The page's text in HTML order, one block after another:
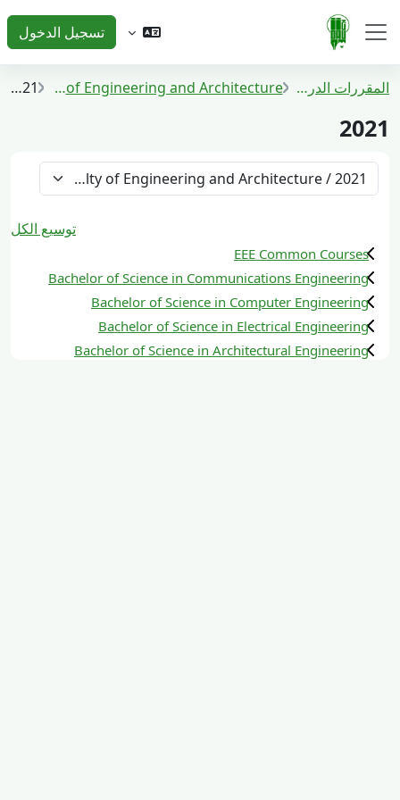
تخطى إلى المحتوى الرئيسي
واجهة جانبية
تسجيل الدخول
المقررات الدراسية Faculty of Engineering and Architecture
2021
2021
تصنيفات المقررات
توسيع الكل
EEE Common Courses
Bachelor of Science in Communications Engineering
Bachelor of Science in Computer Engineering
Bachelor of Science in Electrical Engineering
Bachelor of Science in Architectural Engineering